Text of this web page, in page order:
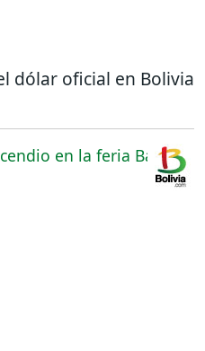
dólar oficial en Bolivia